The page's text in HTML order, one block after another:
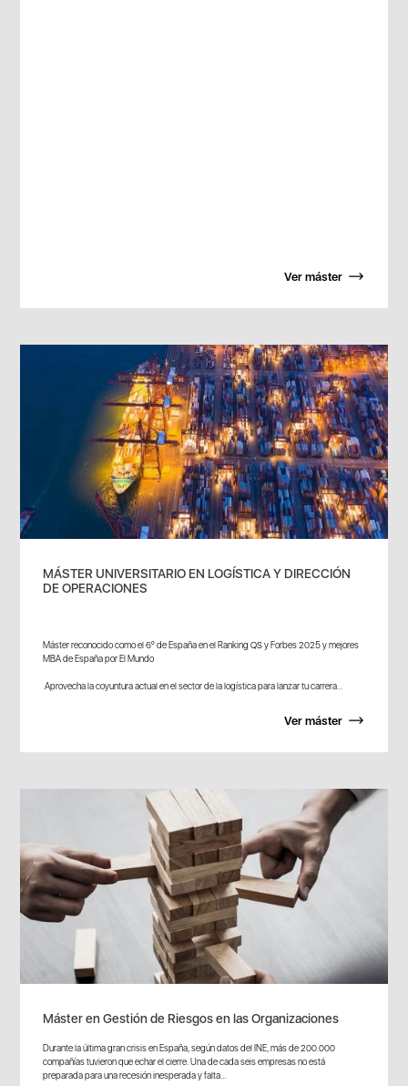
Ver máster
MÁSTER UNIVERSITARIO EN LOGÍSTICA Y DIRECCIÓN
DE OPERACIONES
Máster reconocido como el 6º de España en el Ranking QS y Forbes 2025 y mejores
MBA de España por El Mundo
Aprovecha la coyuntura actual en el sector de la logística para lanzar tu carrera...
Ver máster
Máster en Gestión de Riesgos en las Organizaciones
Durante la última gran crisis en España, según datos del INE, más de 200.000
compañías tuvieron que echar el cierre. Una de cada seis empresas no está
preparada para una recesión inesperada y falta...